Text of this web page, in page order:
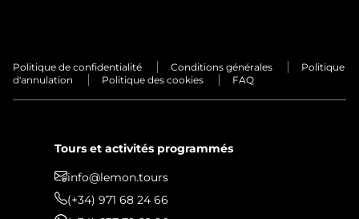
Politique de confidentialité Conditions générales
Politique
d'annulation
Politique des cookies FAQ
Tours et activités programmés
info@lemon.tours
(+34) 971 68 24 66